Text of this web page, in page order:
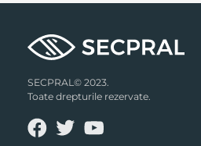
SECPRAL© 2023.
Toate drepturile rezervate.